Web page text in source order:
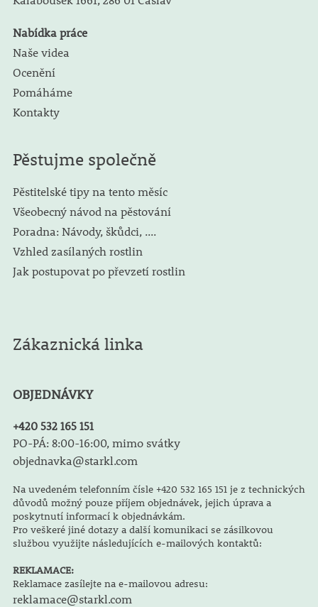
Nabídka práce
Naše videa
Ocenění
Pomáháme
Kontakty
Pěstujme společně
Pěstitelské tipy na tento měsíc
Všeobecný návod na pěstování
Poradna: Návody, škůdci, ....
Vzhled zasílaných rostlin
Jak postupovat po převzetí rostlin
Zákaznická linka
OBJEDNÁVKY
+420 532 165 151
PO-PÁ: 8:00-16:00, mimo svátky
objednavka@starkl.com
Na uvedeném telefonním čísle +420 532 165 151 je z technických
důvodů možný pouze příjem objednávek, jejich úprava a
poskytnutí informací k objednávkám.
Pro veškeré jiné dotazy a další komunikaci se zásilkovou
službou využijte následujících e-mailových kontaktů:
REKLAMACE:
Reklamace zasílejte na e-mailovou adresu:
reklamace@starkl.com